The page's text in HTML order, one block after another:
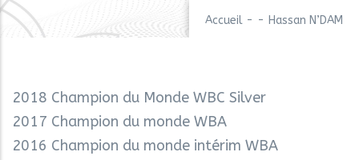
Accueil - - Hassan N’DAM
2018 Champion du Monde WBC Silver
2017 Champion du monde WBA
2016 Champion du monde intérim WBA